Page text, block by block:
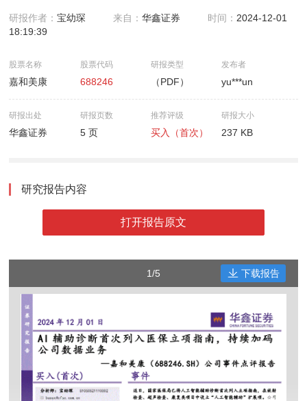
研报作者：宝幼琛 来自：华鑫证券 时间： 2024-12-01
18:19:39
股票名称
嘉和美康
股票代码
688246
研报类型
（PDF）
发布者
yu***un
研报出处
华鑫证券
研报页数
5 页
推荐评级
买入（首次）
研报大小
237 KB
研究报告内容
打开报告原文
1/5 下载报告